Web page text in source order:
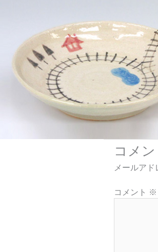
コメ
メールアド
コメント ※